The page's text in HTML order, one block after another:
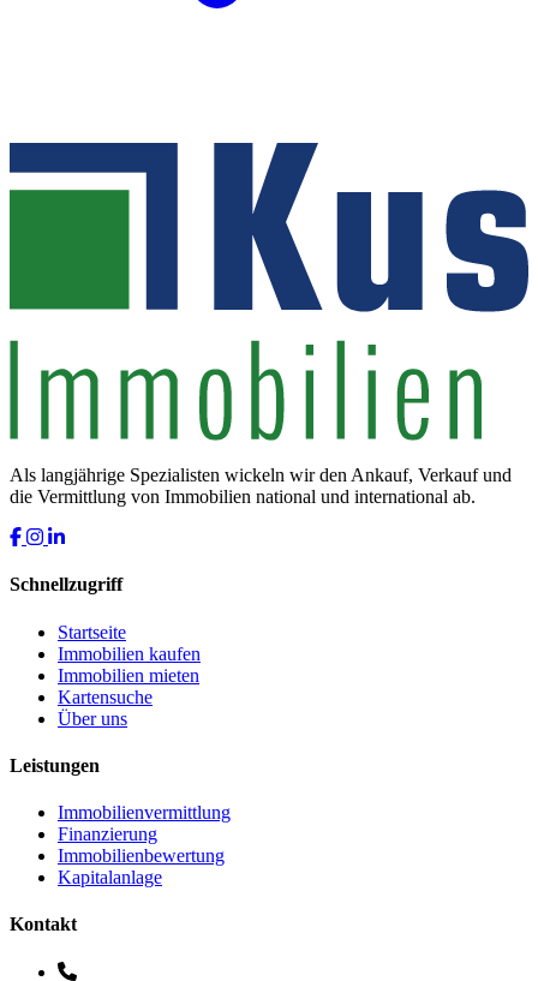
Als langjährige Spezialisten wickeln wir den Ankauf, Verkauf und
die Vermittlung von Immobilien national und international ab.
Schnellzugriff
Startseite
Immobilien kaufen
Immobilien mieten
Kartensuche
Über uns
Leistungen
Immobilienvermittlung
Finanzierung
Immobilienbewertung
Kapitalanlage
Kontakt